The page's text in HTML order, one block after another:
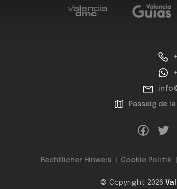
Passeig de
Rechtlicher Hinweis Cookie Politik
© Copyright 2026